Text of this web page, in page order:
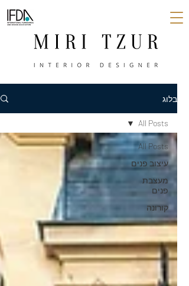
בלוג
All Posts
עיצוב פנים
מעצבת
פנים
קורונה
All Posts